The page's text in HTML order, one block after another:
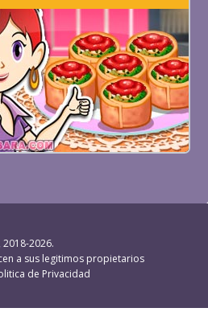
, 2018-2026.
a sus legitimos propietarios
de Privacidad